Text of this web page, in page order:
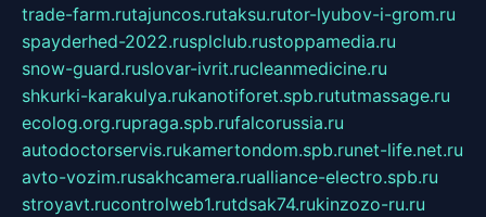
trade-farm.rutajuncos.rutaksu.rutor-lyubov-i-grom.ru
spayderhed-2022.rusplclub.rustoppamedia.ru
snow-guard.ruslovar-ivrit.rucleanmedicine.ru
shkurki-karakulya.rukanotiforet.spb.rututmassage.ru
ecolog.org.rupraga.spb.rufalcorussia.ru
autodoctorservis.rukamertondom.spb.runet-life.net.ru
avto-vozim.rusakhcamera.rualliance-electro.spb.ru
stroyavt.rucontrolweb1.rutdsak74.rukinzozo-ru.ru